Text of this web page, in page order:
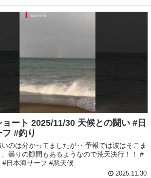
ート 2025/11/30 天候との闘い #日
#釣り
のは分かってましたが‥ 予報では波はそこま
曇りの隙間もあるようなので荒天決行！！ #
#日本海サーフ #悪天候
2025.11.30